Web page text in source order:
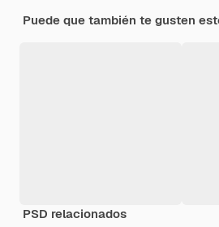
Puede que también te gusten
PSD relacionados